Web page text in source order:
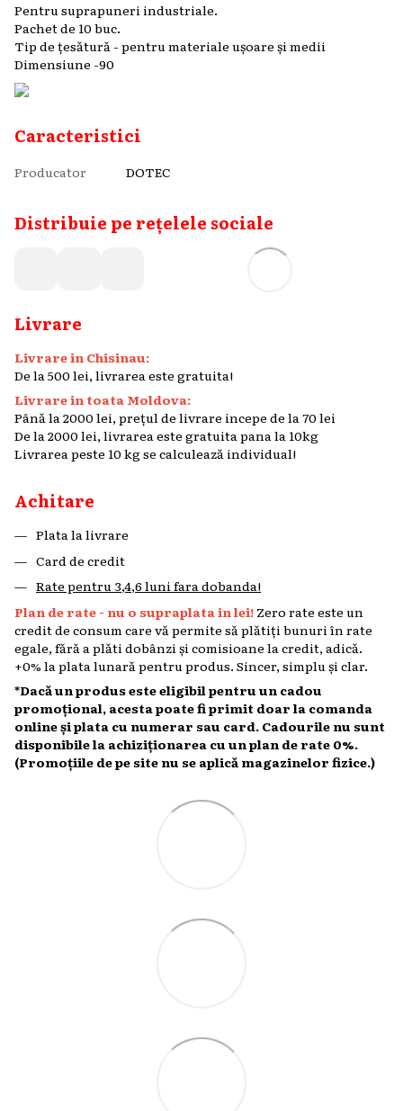
Pentru suprapuneri industriale.
Pachet de 10 buc.
Tip de țesătură - pentru materiale ușoare și medii
Dimensiune -90
Caracteristici
Producator DOTEC
Distribuie pe rețelele sociale
Livrare
Livrare in Chisinau:
De la 500 lei, livrarea este gratuita!
Livrare in toata Moldova:
Până la 2000 lei, prețul de livrare incepe de la 70 lei
De la 2000 lei, livrarea este gratuita pana la 10kg
Livrarea peste 10 kg se calculează individual!
Achitare
Plata la livrare
Card de credit
Rate pentru 3,4,6 luni fara dobanda!
Plan de rate - nu o supraplata in lei! Zero rate este un
credit de consum care vă permite să plătiți bunuri în rate
egale, fără a plăti dobânzi și comisioane la credit, adică.
+0% la plata lunară pentru produs. Sincer, simplu și clar.
*Dacă un produs este eligibil pentru un cadou
promoțional, acesta poate fi primit doar la comanda
online și plata cu numerar sau card. Cadourile nu sunt
disponibile la achiziționarea cu un plan de rate 0%.
(Promoțiile de pe site nu se aplică magazinelor fizice.)